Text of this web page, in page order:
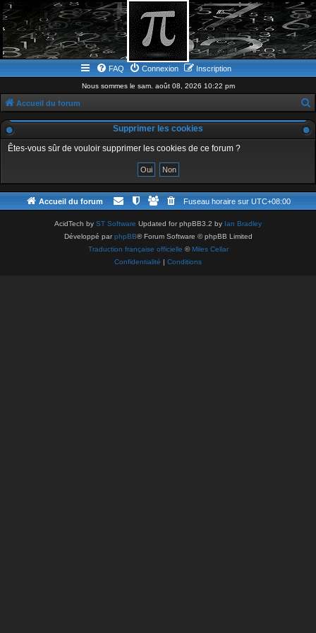
FAQ Connexion Inscription
Nous sommes le sam. août 08, 2026 10:22 pm
Accueil du forum
e
r
Supprimer les cookies
Êtes-vous sûr de vouloir supprimer les cookies de ce forum ?
Accueil du forum Fuseau horaire sur UTC+08:00
AcidTech by ST Software Updated for phpBB3.2 by Ian Bradley
Développé parphpBB® Forum Software © phpBB Limited
Traduction française officielle ©Miles Cellar
Confidentialité | Conditions